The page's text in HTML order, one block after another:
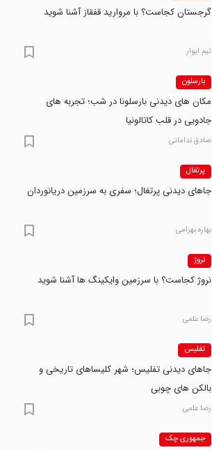
گرجستان کجاست؟ با مروارید قفقاز آشنا شوید
تیم ایوار
بارسلون
مکان های دیدنی بارسلونا در شب؛ تجربه های
جادویی در قلب کاتالونیا
صادق نداماتی
پرتغال
جاهای دیدنی پرتغال؛ سفری به سرزمین دریانوردان
بهاره بهرامی
نروژ
نروژ کجاست؟ با سرزمین وایکینگ ها آشنا شوید
رضا علمی
تفلیس
جاهای دیدنی تفلیس؛ شهر کلیساهای تاریخی و
بالکن های چوبی
رضا علمی
جمهوری چک